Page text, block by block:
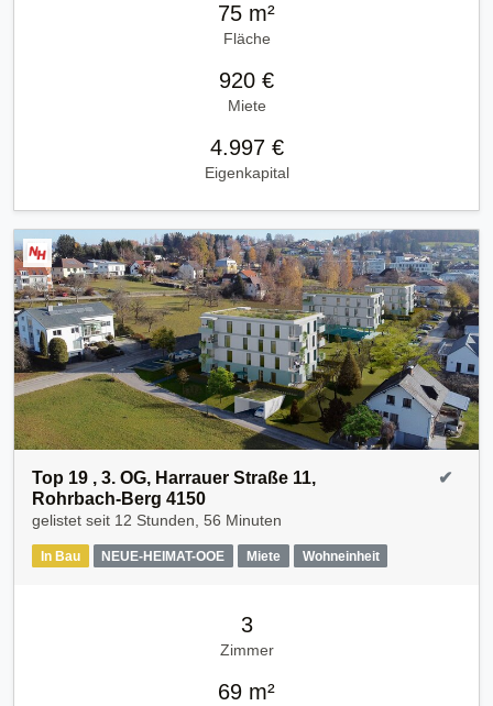
75 m²
Fläche
920 €
Miete
4.997 €
Eigenkapital
Top 19 , 3. OG, Harrauer Straße 11,
Rohrbach-Berg 4150
gelistet seit 12 Stunden, 56 Minuten
In Bau NEUE-HEIMAT-OOE Miete Wohneinheit
✔
3
Zimmer
69 m²